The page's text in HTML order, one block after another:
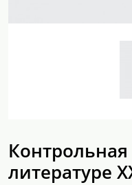
литературе